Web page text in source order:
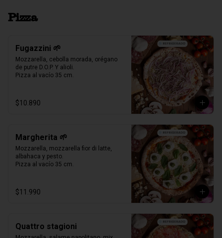
Pizza
Fugazzini 🌱
Mozzarella, cebolla morada, orégano
de putre D.O.P. Y alioli.
Pizza al vacío 35 cm.
$10.890
Margherita 🌱
Mozzarella, mozzarella fior di latte,
albahaca y pesto.
Pizza al vacío 35 cm.
$11.990
Quattro stagioni